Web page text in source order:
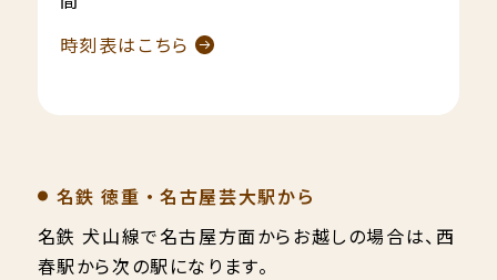
時刻表はこちら
名鉄 徳重・名古屋芸大駅から
名鉄 犬山線で名古屋方面からお越しの場合は、西
春駅から次の駅になります。